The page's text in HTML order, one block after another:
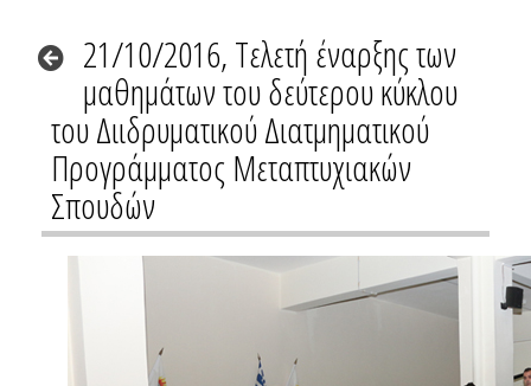
21/10/2016, Tελετή έναρξης των
μαθημάτων του δεύτερου κύκλου
του Διιδρυματικού Διατμηματικού
Προγράμματος Μεταπτυχιακών
Σπουδών